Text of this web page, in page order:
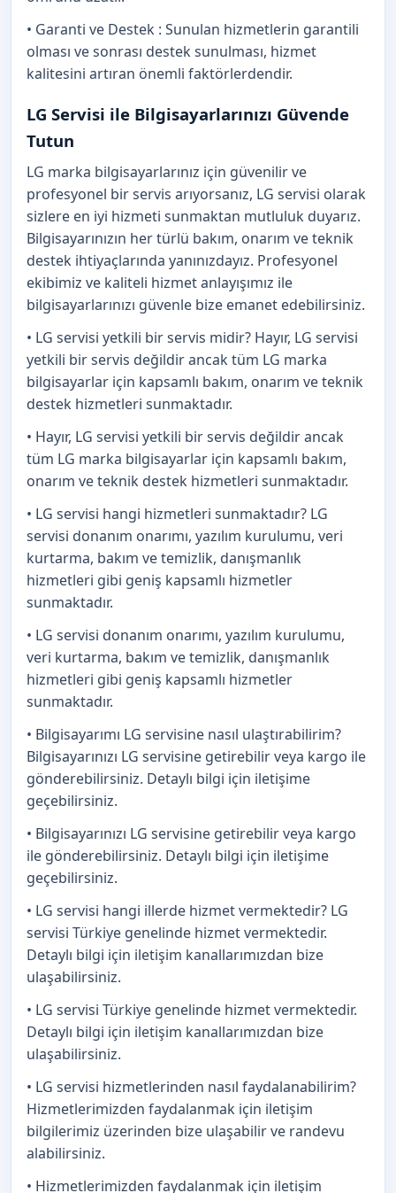
• Garanti ve Destek : Sunulan hizmetlerin garantili
olması ve sonrası destek sunulması, hizmet
kalitesini artıran önemli faktörlerdendir.
LG Servisi ile Bilgisayarlarınızı Güvende
Tutun
LG marka bilgisayarlarınız için güvenilir ve
profesyonel bir servis arıyorsanız, LG servisi olarak
sizlere en iyi hizmeti sunmaktan mutluluk duyarız.
Bilgisayarınızın her türlü bakım, onarım ve teknik
destek ihtiyaçlarında yanınızdayız. Profesyonel
ekibimiz ve kaliteli hizmet anlayışımız ile
bilgisayarlarınızı güvenle bize emanet edebilirsiniz.
• LG servisi yetkili bir servis midir? Hayır, LG servisi
yetkili bir servis değildir ancak tüm LG marka
bilgisayarlar için kapsamlı bakım, onarım ve teknik
destek hizmetleri sunmaktadır.
• Hayır, LG servisi yetkili bir servis değildir ancak
tüm LG marka bilgisayarlar için kapsamlı bakım,
onarım ve teknik destek hizmetleri sunmaktadır.
• LG servisi hangi hizmetleri sunmaktadır? LG
servisi donanım onarımı, yazılım kurulumu, veri
kurtarma, bakım ve temizlik, danışmanlık
hizmetleri gibi geniş kapsamlı hizmetler
sunmaktadır.
• LG servisi donanım onarımı, yazılım kurulumu,
veri kurtarma, bakım ve temizlik, danışmanlık
hizmetleri gibi geniş kapsamlı hizmetler
sunmaktadır.
• Bilgisayarımı LG servisine nasıl ulaştırabilirim?
Bilgisayarınızı LG servisine getirebilir veya kargo ile
gönderebilirsiniz. Detaylı bilgi için iletişime
geçebilirsiniz.
• Bilgisayarınızı LG servisine getirebilir veya kargo
ile gönderebilirsiniz. Detaylı bilgi için iletişime
geçebilirsiniz.
• LG servisi hangi illerde hizmet vermektedir? LG
servisi Türkiye genelinde hizmet vermektedir.
Detaylı bilgi için iletişim kanallarımızdan bize
ulaşabilirsiniz.
• LG servisi Türkiye genelinde hizmet vermektedir.
Detaylı bilgi için iletişim kanallarımızdan bize
ulaşabilirsiniz.
• LG servisi hizmetlerinden nasıl faydalanabilirim?
Hizmetlerimizden faydalanmak için iletişim
bilgilerimiz üzerinden bize ulaşabilir ve randevu
alabilirsiniz.
• Hizmetlerimizden faydalanmak için iletişim